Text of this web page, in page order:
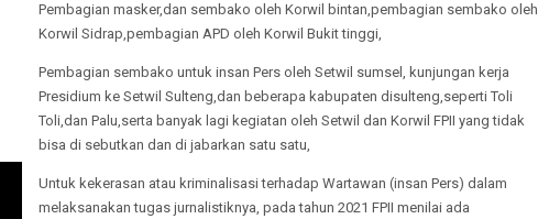
Pembagian masker,dan sembako oleh Korwil bintan,pembagian sembako oleh
Korwil Sidrap,pembagian APD oleh Korwil Bukit tinggi,
Pembagian sembako untuk insan Pers oleh Setwil sumsel, kunjungan kerja
Presidium ke Setwil Sulteng,dan beberapa kabupaten disulteng,seperti Toli
Toli,dan Palu,serta banyak lagi kegiatan oleh Setwil dan Korwil FPII yang tidak
bisa di sebutkan dan di jabarkan satu satu,
Untuk kekerasan atau kriminalisasi terhadap Wartawan (insan Pers) dalam
melaksanakan tugas jurnalistiknya, pada tahun 2021 FPII menilai ada